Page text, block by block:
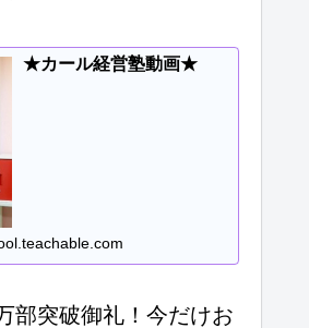
★カール経営塾動画★
部突破御礼！今だけお